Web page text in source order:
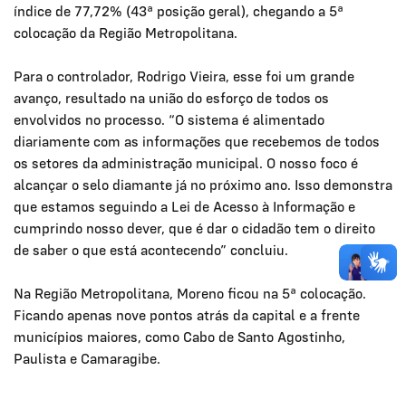
índice de 77,72% (43ª posição geral), chegando a 5ª
colocação da Região Metropolitana.
Para o controlador, Rodrigo Vieira, esse foi um grande
avanço, resultado na união do esforço de todos os
envolvidos no processo. “O sistema é alimentado
diariamente com as informações que recebemos de todos
os setores da administração municipal. O nosso foco é
alcançar o selo diamante já no próximo ano. Isso demonstra
que estamos seguindo a Lei de Acesso à Informação e
cumprindo nosso dever, que é dar o cidadão tem o direito
de saber o que está acontecendo” concluiu.
Na Região Metropolitana, Moreno ficou na 5ª colocação.
Ficando apenas nove pontos atrás da capital e a frente
municípios maiores, como Cabo de Santo Agostinho,
Paulista e Camaragibe.